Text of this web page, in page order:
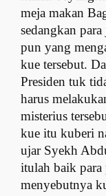
meja makan
sedangkan
pun yang
kue tersebut.
Presiden tuk
harus
misterius
kue itu kuberi
ujar Syekh
itulah baik para
menyebutnya